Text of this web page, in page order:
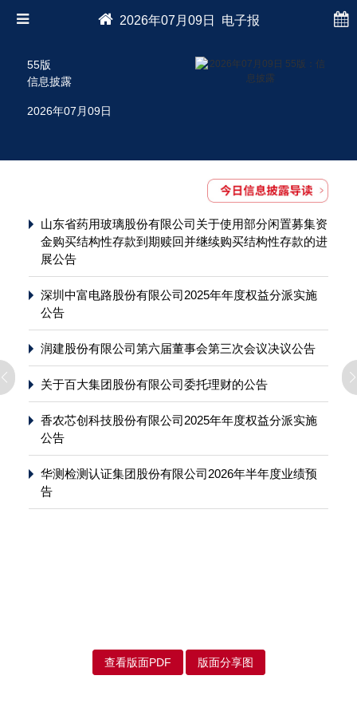
2026年07月09日 电子报
55版
信息披露
2026年07月09日
山东省药用玻璃股份有限公司关于使用部分闲置募集资
金购买结构性存款到期赎回并继续购买结构性存款的进
展公告
深圳中富电路股份有限公司2025年年度权益分派实施
公告
润建股份有限公司第六届董事会第三次会议决议公告
关于百大集团股份有限公司委托理财的公告
香农芯创科技股份有限公司2025年年度权益分派实施
公告
华测检测认证集团股份有限公司2026年半年度业绩预
告
查看版面PDF 版面分享图